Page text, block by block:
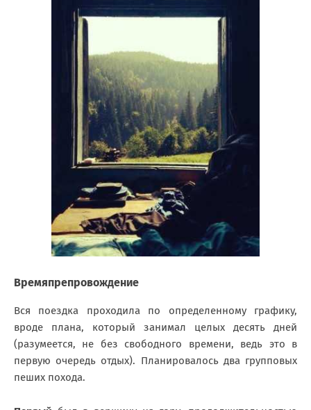
Времяпрепровождение
Вся поездка проходила по определенному графику,
вроде плана, который занимал целых десять дней
(разумеется, не без свободного времени, ведь это в
первую очередь отдых). Планировалось два групповых
пеших похода.